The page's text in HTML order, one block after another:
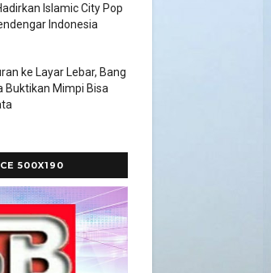
Islamic City Pop
Indonesia
ke Layar Lebar, Bang
Buktikan Mimpi Bisa
500X190